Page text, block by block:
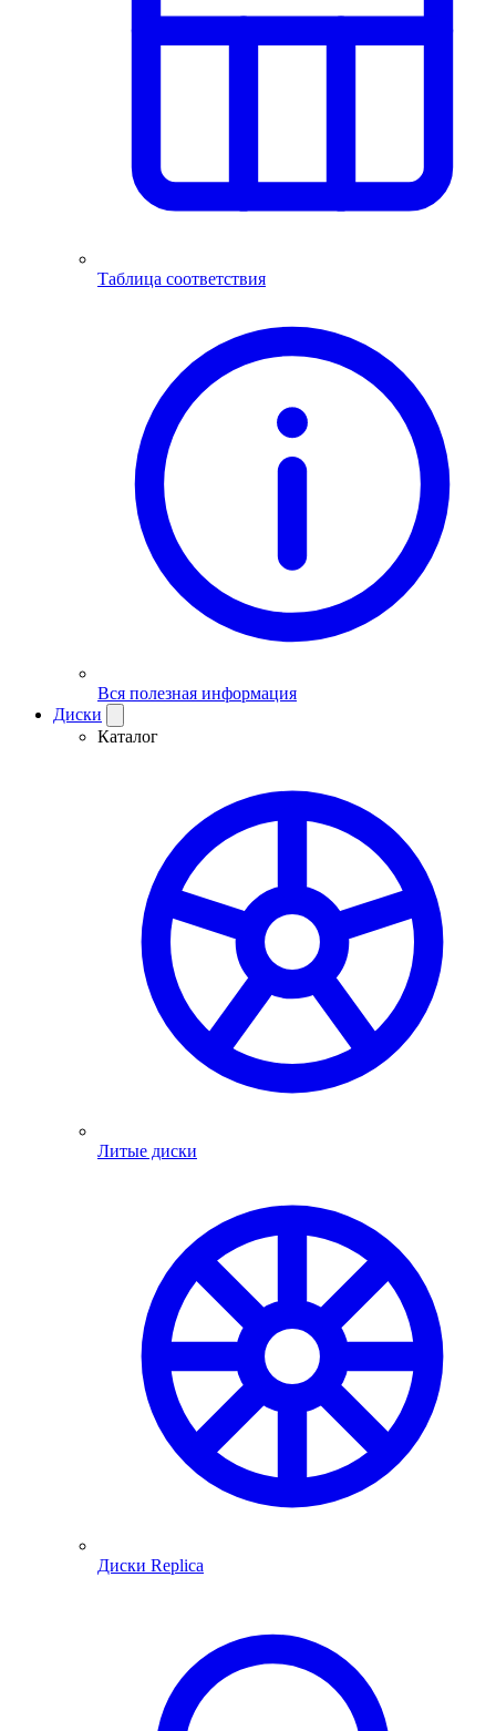
Таблица соответствия
Вся полезная информация
Диски
Каталог
Литые диски
Диски Replica